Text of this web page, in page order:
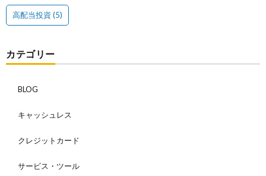
高配当投資 (5)
カテゴリー
BLOG
キャッシュレス
クレジットカード
サービス・ツール